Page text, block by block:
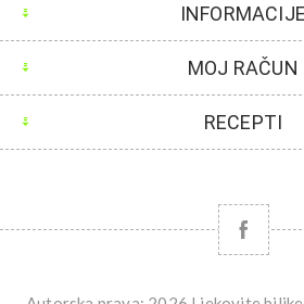
INFORMACIJE
MOJ RAČUN
RECEPTI